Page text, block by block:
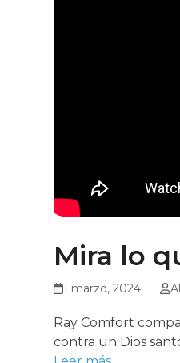
Mira lo
1 marzo, 2024
Ray Comfort
contra un Dios